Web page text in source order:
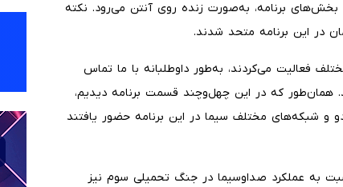
برنامه، به‌صورت زنده روی آنتن می‌رود. نکته
در این برنامه متحد شدند.
فعالیت می‌کردند، به‌طور داوطلبانه با ما تماس
همان‌طور که در این چهل‌وچند قسمت برنامه دیدیم،
و شبکه‌های مختلف سیما در این برنامه حضور یافتند
به عملکرد صداوسیما در جنگ تحمیلی سوم نیز